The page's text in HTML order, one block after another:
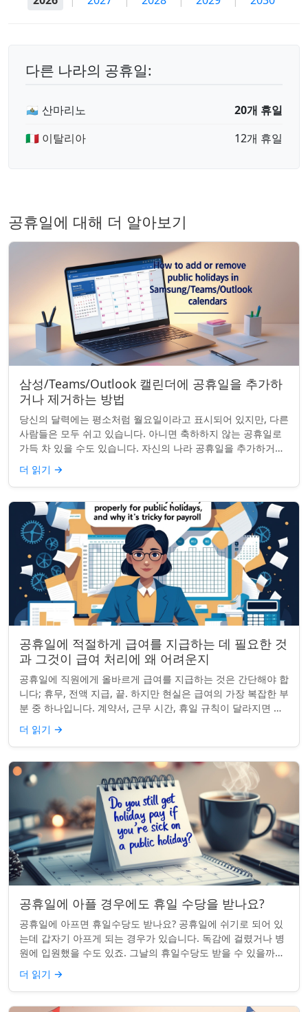
다른 나라의 공휴일:
🇸🇲 산마리노
20개 휴일
🇮🇹 이탈리아
12개 휴일
공휴일에 대해 더 알아보기
삼성/Teams/Outlook 캘린더에 공휴일을 추가하
거나 제거하는 방법
당신의 달력에는 평소처럼 월요일이라고 표시되어 있지만, 다른
사람들은 모두 쉬고 있습니다. 아니면 축하하지 않는 공휴일로
가득 차 있을 수도 있습니다. 자신의 나라 공휴일을 추가하거나
원하지 않는 공휴일을 정리하려는...
더 읽기 →
공휴일에 적절하게 급여를 지급하는 데 필요한 것
과 그것이 급여 처리에 왜 어려운지
공휴일에 직원에게 올바르게 급여를 지급하는 것은 간단해야 합
니다; 휴무, 전액 지급, 끝. 하지만 현실은 급여의 가장 복잡한 부
분 중 하나입니다. 계약서, 근무 시간, 휴일 규칙이 달라지면 하
나의 공휴일이 준수 문제...
더 읽기 →
공휴일에 아플 경우에도 휴일 수당을 받나요?
공휴일에 아프면 휴일수당도 받나요? 공휴일에 쉬기로 되어 있
는데 갑자기 아프게 되는 경우가 있습니다. 독감에 걸렸거나 병
원에 입원했을 수도 있죠. 그날의 휴일수당도 받을 수 있을까요?
이는 흔한 질문이며, 답변은 주...
더 읽기 →